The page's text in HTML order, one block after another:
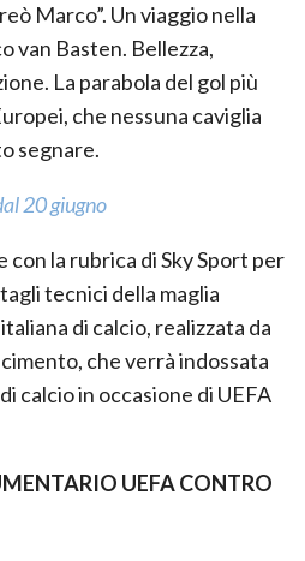
Marco”. Un viaggio nella
van Basten. Bellezza,
La parabola del gol più
che nessuna caviglia
segnare.
20 giugno
la rubrica di Sky Sport per
tecnici della maglia
di calcio, realizzata da
che verrà indossata
calcio in occasione di UEFA
UEFA CONTRO